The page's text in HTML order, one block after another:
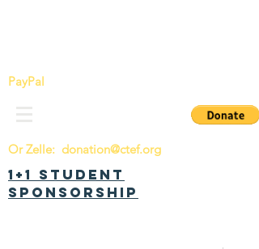
PayPal
Or Zelle: donation@ctef.org
1+1 Student
Sponsorship